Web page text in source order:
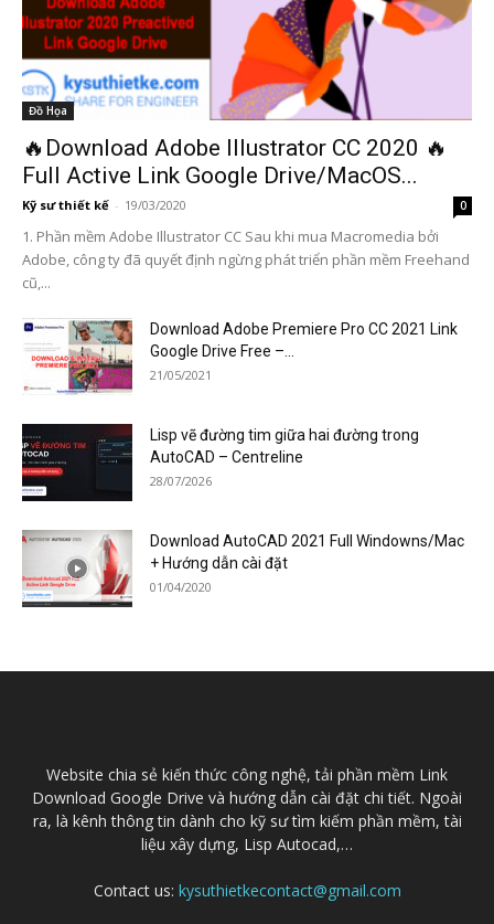
Đồ Họa
🔥Download Adobe Illustrator CC 2020 🔥
Full Active Link Google Drive/MacOS...
Kỹ sư thiết kế - 19/03/2020 0
1. Phần mềm Adobe Illustrator CC Sau khi mua Macromedia bởi
Adobe, công ty đã quyết định ngừng phát triển phần mềm Freehand
cũ,...
Download Adobe Premiere Pro CC 2021 Link
Google Drive Free –...
21/05/2021
Lisp vẽ đường tim giữa hai đường trong
AutoCAD – Centreline
28/07/2026
Download AutoCAD 2021 Full Windowns/Mac
+ Hướng dẫn cài đặt
01/04/2020
Website chia sẻ kiến thức công nghệ, tải phần mềm Link
Download Google Drive và hướng dẫn cài đặt chi tiết. Ngoài
ra, là kênh thông tin dành cho kỹ sư tìm kiếm phần mềm, tài
liệu xây dựng, Lisp Autocad,…
Contact us: kysuthietkecontact@gmail.com